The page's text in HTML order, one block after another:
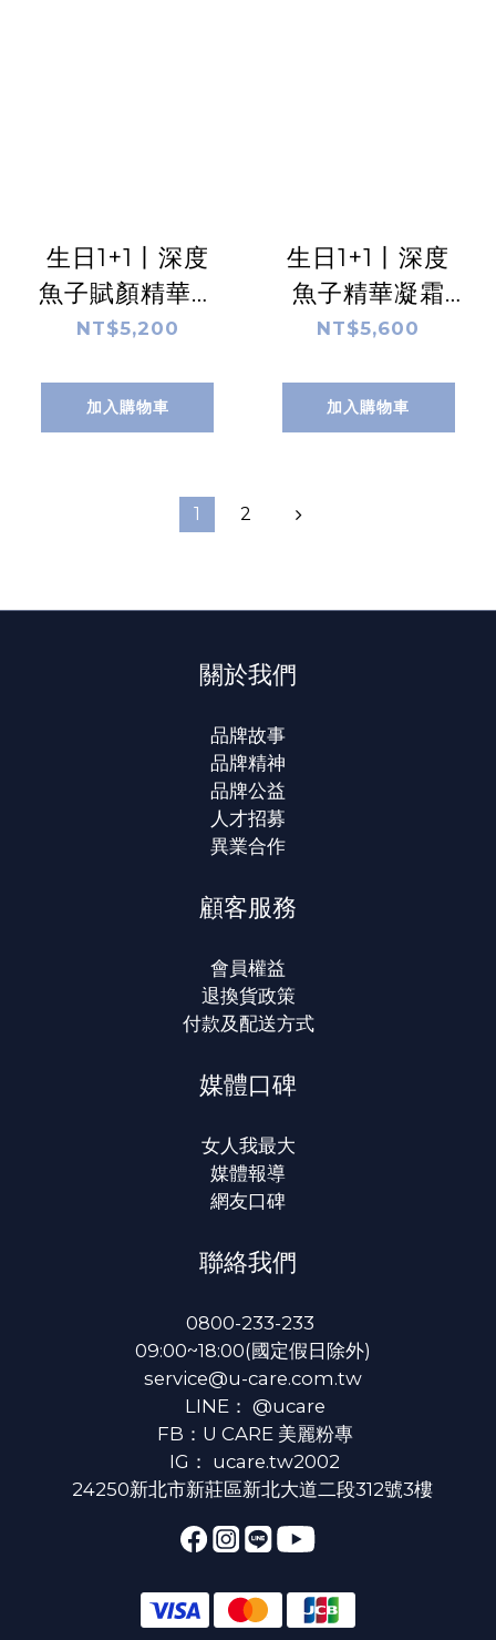
生日1+1丨深度
魚子賦顏精華液
30ml
NT$5,200
加入購物車
生日1+1丨深度
魚子精華凝霜
50ml
NT$5,600
加入購物車
1 2
關於我們
品牌故事
品牌精神
品牌公益
人才招募
異業合作
顧客服務
會員權益
退換貨政策
付款及配送方式
媒體口碑
女人我最大
媒體報導
網友口碑
聯絡我們
0800-233-233
09:00~18:00(國定假日除外)
service@u-care.com.tw
LINE： @ucare
FB： U CARE 美麗粉專
IG： ucare.tw2002
24250新北市新莊區新北大道二段312號3樓